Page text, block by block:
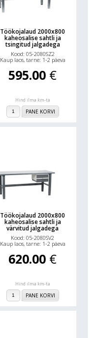
Töökojalaud 2000x800
kaheosalise sahtli ja
tsingitud jalgadega
Kood: 05-2080SZ2
Kaup laos, tarne: 1-2 päeva
595.00 €
Hind ilma km-ta
PANE KORVI
Töökojalaud 2000x800
kaheosalise sahtli ja
värvitud jalgadega
Kood: 05-2080SV2
Kaup laos, tarne: 1-2 päeva
620.00 €
Hind ilma km-ta
PANE KORVI